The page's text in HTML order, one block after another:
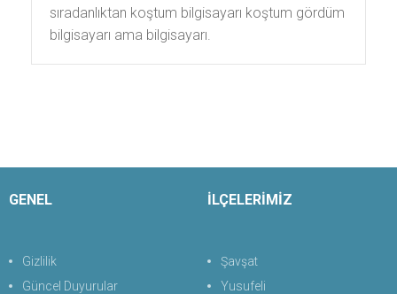
sıradanlıktan koştum bilgisayarı koştum gördüm
bilgisayarı ama bilgisayarı.
GENEL
Gizlilik
Güncel Duyurular
İLÇELERİMİZ
Şavşat
Yusufeli